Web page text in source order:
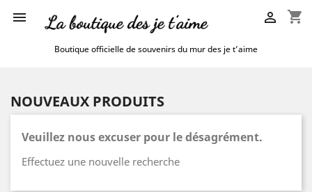
 shopping_cart

Boutique officielle de souvenirs du mur des je t’aime
NOUVEAUX PRODUITS
Veuillez nous excuser pour le désagrément.
Effectuez une nouvelle recherche